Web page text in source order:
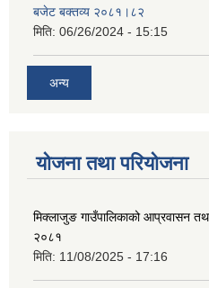
बजेट बक्तव्य २०८१।८२
मिति: 06/26/2024 - 15:15
अन्य
योजना तथा परियोजना
मिक्लाजुङ गाउँपालिकाको आप्रवासन
२०८१
मिति: 11/08/2025 - 17:16